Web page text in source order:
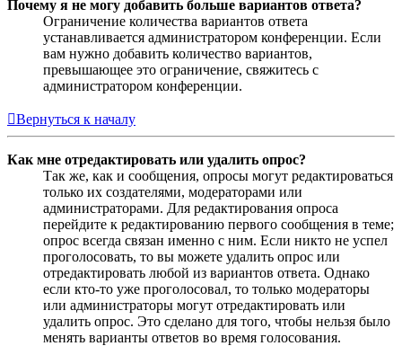
Почему я не могу добавить больше вариантов ответа?
Ограничение количества вариантов ответа
устанавливается администратором конференции. Если
вам нужно добавить количество вариантов,
превышающее это ограничение, свяжитесь с
администратором конференции.
Вернуться к началу
Как мне отредактировать или удалить опрос?
Так же, как и сообщения, опросы могут редактироваться
только их создателями, модераторами или
администраторами. Для редактирования опроса
перейдите к редактированию первого сообщения в теме;
опрос всегда связан именно с ним. Если никто не успел
проголосовать, то вы можете удалить опрос или
отредактировать любой из вариантов ответа. Однако
если кто-то уже проголосовал, то только модераторы
или администраторы могут отредактировать или
удалить опрос. Это сделано для того, чтобы нельзя было
менять варианты ответов во время голосования.